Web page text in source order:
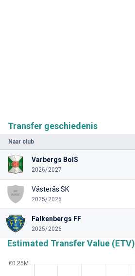
Transfer geschiedenis
Naar club
Varbergs BoIS
2026/2027
Västerås SK
2025/2026
Falkenbergs FF
2025/2026
Estimated Transfer Value (ETV)